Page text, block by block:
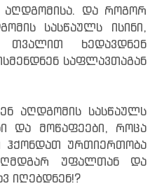
აღდგომისა. და როგორ
სასწაულს ისინი,
თვალით ხედავდნენ
საფლავთაგან
აღდგომის სასწაულს
და მოწაფეები, როცა
ჰქონდათ ურთიერთობა
უფალთან და
იღებდნენ!?